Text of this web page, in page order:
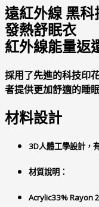
遠紅外線 黑科
發熱舒眠衣
紅外線能量返
採用了先進的科技印
者提供更加舒適的睡
材料設計
3D人體工學設計，
材質說明：
Acrylic33% Rayon